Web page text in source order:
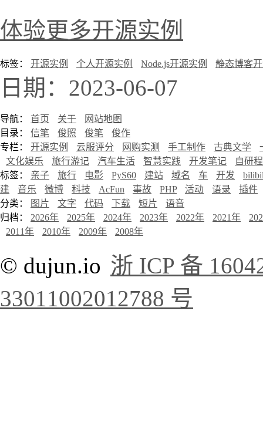
体验更多开源实例
标签： 开源实例 个人开源实例 Node.js开源实例 静态博客
日期：2023-06-07
导航： 首页 关于
网站地图
目录： 信笔 俊照 俊笔
俊作
专栏： 开源实例 云服评分 网购实测 手工制作 古典文学
文化娱乐
旅行游记 汽车生活 智慧实践 开发笔记
自研
标签： 亲子 旅行 电影 PyS60 建站 域名 车 开发
建
音乐 微博 科技 AcFun 事故 PHP 活动 语录
插件
分类：
图片 文字 代码 下载 短片
语音
归档： 2026年 2025年 2024年 2023年 2022年 2021年
2011年
2010年 2009年 2008年
© dujun.io 浙 ICP 备
33011002012788 号